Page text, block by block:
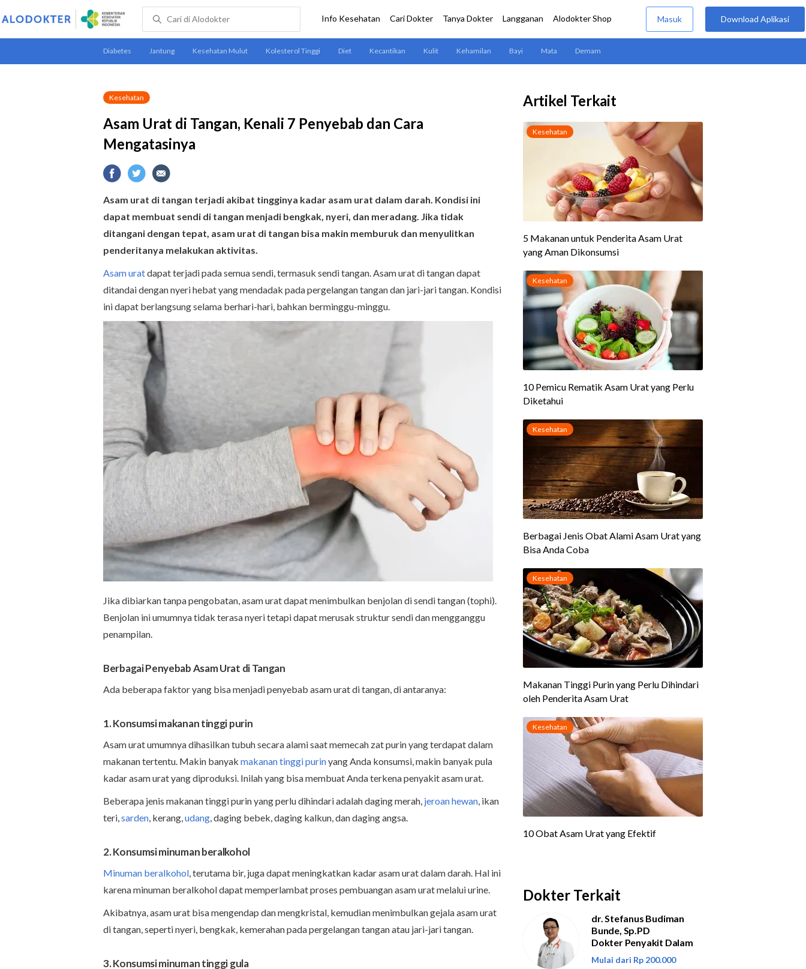
Kesehatan
Asam Urat di Tangan, Kenali 7 Penyebab dan Cara
Mengatasinya
Asam urat di tangan terjadi akibat tingginya kadar asam urat dalam darah. Kondisi ini
dapat membuat sendi di tangan menjadi bengkak, nyeri, dan meradang. Jika tidak
ditangani dengan tepat, asam urat di tangan bisa makin memburuk dan menyulitkan
penderitanya melakukan aktivitas.
Asam uratdapat terjadi pada semua sendi, termasuk sendi tangan. Asam urat di tangan dapat
ditandai dengan nyeri hebat yang mendadak pada pergelangan tangan dan jari-jari tangan. Kondisi
ini dapat berlangsung selama berhari-hari, bahkan berminggu-minggu.
Jika dibiarkan tanpa pengobatan, asam urat dapat menimbulkan benjolan di sendi tangan (tophi).
Benjolan ini umumnya tidak terasa nyeri tetapi dapat merusak struktur sendi dan mengganggu
penampilan.
Berbagai Penyebab Asam Urat di Tangan
Ada beberapa faktor yang bisa menjadi penyebab asam urat di tangan, di antaranya:
1. Konsumsi makanan tinggi purin
Asam urat umumnya dihasilkan tubuh secara alami saat memecah zat purin yang terdapat dalam
makanan tertentu. Makin banyak makanan tinggi purinyang Anda konsumsi, makin banyak pula
kadar asam urat yang diproduksi. Inilah yang bisa membuat Anda terkena penyakit asam urat.
Beberapa jenis makanan tinggi purin yang perlu dihindari adalah daging merah, jeroan hewan, ikan
teri,sarden, kerang,udang, daging bebek, daging kalkun, dan daging angsa.
2. Konsumsi minuman beralkohol
Minuman beralkohol, terutama bir, juga dapat meningkatkan kadar asam urat dalam darah. Hal ini
karena minuman beralkohol dapat memperlambat proses pembuangan asam urat melalui urine.
Akibatnya, asam urat bisa mengendap dan mengkristal, kemudian menimbulkan gejala asam urat
di tangan, seperti nyeri, bengkak, kemerahan pada pergelangan tangan atau jari-jari tangan.
3. Konsumsi minuman tinggi gula
Artikel Terkait
Dokter Terkait